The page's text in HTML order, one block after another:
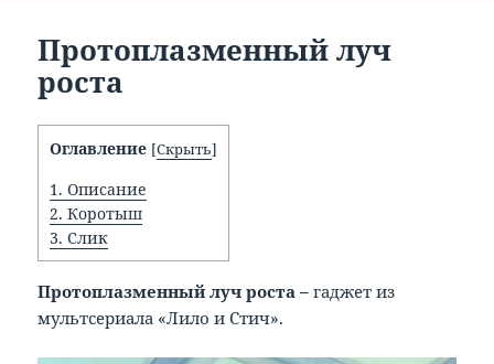
Протоплазменный луч
роста
Оглавление [Скрыть]
1. Описание
2. Коротыш
3. Слик
Протоплазменный луч роста –гаджет из
мультсериала «Лило и Стич».